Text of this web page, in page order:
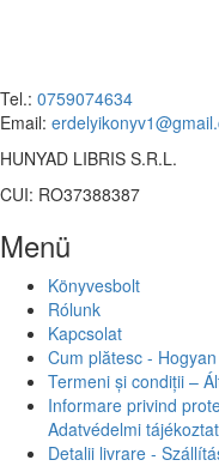
Tel.: 0759074634
Email:
HUNYAD LIBRIS S.R.L.
CUI: RO37388387
Menü
Könyvesbolt
Rólunk
Kapcsolat
Cum plătesc -
Termeni și condiții –
Informare privind
Adatvédelmi
Detalii livrare -